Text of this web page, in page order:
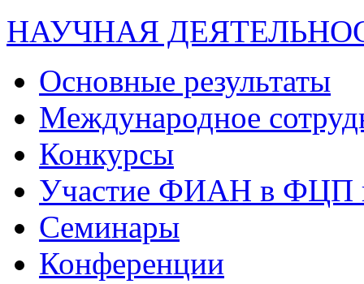
НАУЧНАЯ
Основные результаты
Международное
Конкурсы
Участие ФИАН в ФЦП
Семинары
Конференции